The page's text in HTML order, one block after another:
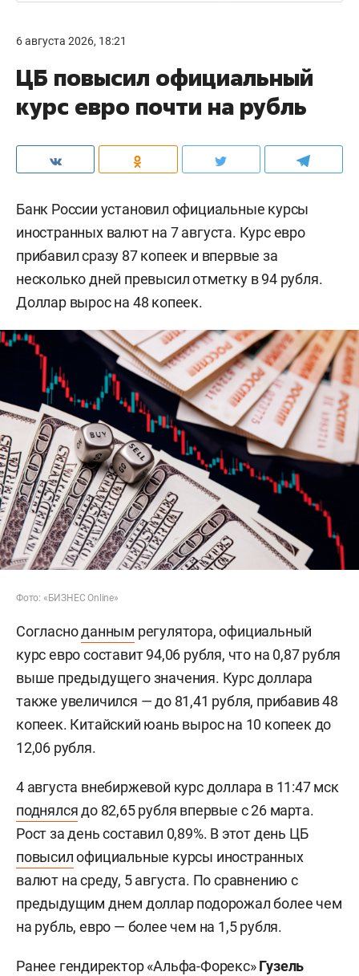
6 августа 2026, 18:21
ЦБ повысил официальный
курс евро почти на рубль
Банк России установил официальные курсы
иностранных валют на 7 августа. Курс евро
прибавил сразу 87 копеек и впервые за
несколько дней превысил отметку в 94 рубля.
Доллар вырос на 48 копеек.
Фото: «БИЗНЕС Online»
Согласноданным регулятора, официальный
курс евро составит 94,06 рубля, что на 0,87 рубля
выше предыдущего значения. Курс доллара
также увеличился — до 81,41 рубля, прибавив 48
копеек. Китайский юань вырос на 10 копеек до
12,06 рубля.
4 августа внебиржевой курс доллара в 11:47 мск
поднялсядо 82,65 рубля впервые с 26 марта.
Рост за день составил 0,89%. В этот день ЦБ
повысилофициальные курсы иностранных
валют на среду, 5 августа. По сравнению с
предыдущим днем доллар подорожал более чем
на рубль, евро — более чем на 1,5 рубля.
Ранее гендиректор «Альфа-Форекс»Гузель